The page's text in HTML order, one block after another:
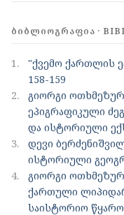
ᲑᲘᲑᲚᲘᲝᲒᲠᲐᲤᲘᲐ ·
1.
"ქვემო ქართლის
158-159
2.
გიორგი
ეპიგრაფიკული
და ისტორიული
3.
დევი
ისტორიული
4.
გიორგი
ქართული
საისტორიო